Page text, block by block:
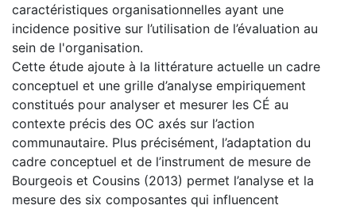
caractéristiques organisationnelles ayant une
incidence positive sur l’utilisation de l’évaluation au
sein de l'organisation.
Cette étude ajoute à la littérature actuelle un cadre
conceptuel et une grille d’analyse empiriquement
constitués pour analyser et mesurer les CÉ au
contexte précis des OC axés sur l’action
communautaire. Plus précisément, l’adaptation du
cadre conceptuel et de l’instrument de mesure de
Bourgeois et Cousins (2013) permet l’analyse et la
mesure des six composantes qui influencent